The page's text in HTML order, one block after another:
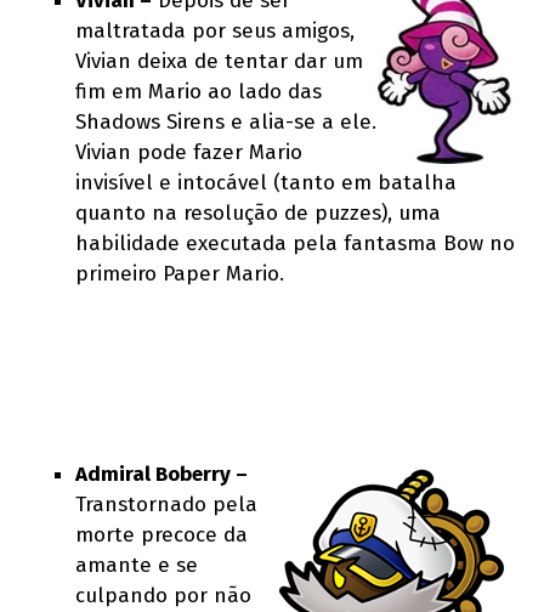
maltratada por seus amigos,
Vivian deixa de tentar dar um
fim em Mario ao lado das
Shadows Sirens e alia-se a ele.
Vivian pode fazer Mario
invisível e intocável (tanto em batalha
quanto na resolução de puzzes), uma
habilidade executada pela fantasma Bow no
primeiro Paper Mario.
Admiral Boberry –
Transtornado pela
morte precoce da
amante e se
culpando por não